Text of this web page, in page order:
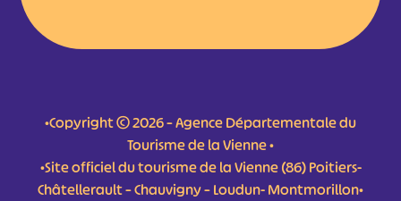
•Copyright © 2026 – Agence Départementale du
Tourisme de la Vienne •
•Site officiel du tourisme de la Vienne (86) Poitiers-
Châtellerault – Chauvigny – Loudun- Montmorillon•